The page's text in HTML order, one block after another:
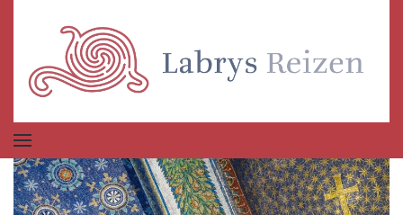
Terug naar hoofdinhoud